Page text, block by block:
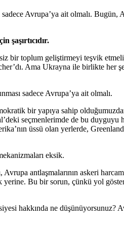
Avrupa’ya ait olmalı.
şaşırtıcıdır.
bir toplum geliştirmeyi teşvik
Ama Ukrayna ile birlikte
sadece Avrupa’ya ait olmalı.
bir yapıya sahip
seçmenlerimde de bu
üssü olan yerlerde,
eksik.
antlaşmalarının askeri
Bu bir sorun, çünkü yol
hakkında ne düşünüyorsunuz?